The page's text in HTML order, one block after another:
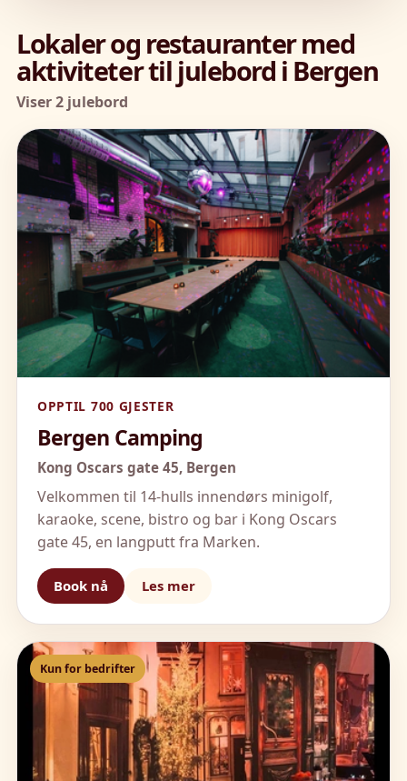
Lokaler og restauranter med
aktiviteter til julebord i Bergen
Viser 2 julebord
OPPTIL 700 GJESTER
Bergen Camping
Kong Oscars gate 45, Bergen
Velkommen til 14-hulls innendørs minigolf,
karaoke, scene, bistro og bar i Kong Oscars
gate 45, en langputt fra Marken.
Book nå Les mer
Kun for bedrifter